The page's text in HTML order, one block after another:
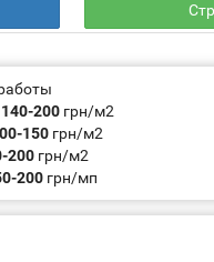
140-200 грн/м2
150 грн/м2
200 грн/м2
200 грн/мп